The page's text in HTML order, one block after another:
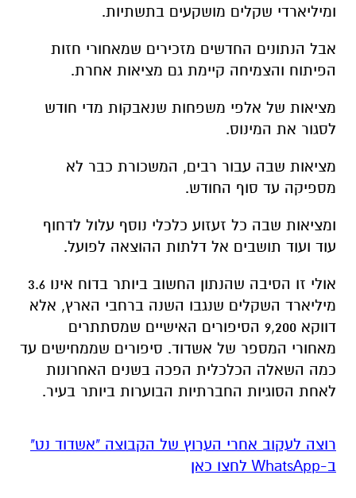
ומיליארדי שקלים מושקעים בתשתיות.
אבל הנתונים החדשים מזכירים שמאחורי חזות
הפיתוח והצמיחה קיימת גם מציאות אחרת.
מציאות של אלפי משפחות שנאבקות מדי חודש
לסגור את המינוס.
מציאות שבה עבור רבים, המשכורת כבר לא
מספיקה עד סוף החודש.
ומציאות שבה כל זעזוע כלכלי נוסף עלול לדחוף
עוד ועוד תושבים אל דלתות ההוצאה לפועל.
אולי זו הסיבה שהנתון החשוב ביותר בדוח אינו 3.6
מיליארד השקלים שנגבו השנה ברחבי הארץ, אלא
דווקא 9,200 הסיפורים האישיים שמסתתרים
מאחורי המספר של אשדוד. סיפורים שממחישים עד
כמה השאלה הכלכלית הפכה בשנים האחרונות
לאחת הסוגיות החברתיות הבוערות ביותר בעיר.
רוצה לעקוב אחרי הערוץ של הקבוצה "אשדוד נט"
ב-WhatsApp לחצו כאן